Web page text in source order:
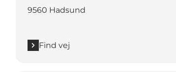
9560 Hadsund
Find vej